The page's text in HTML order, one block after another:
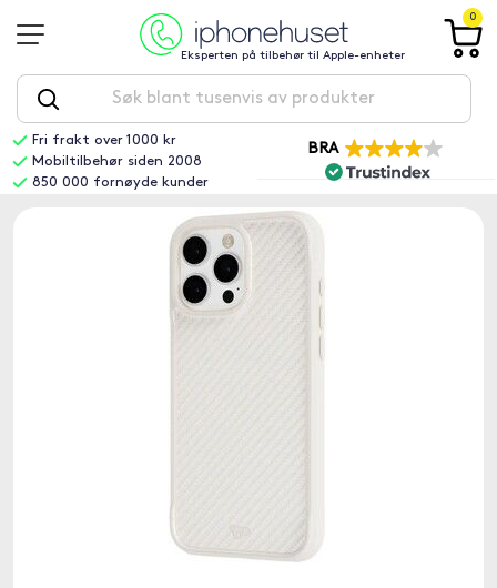
Eksperten på tilbehør til Apple-enheter
0
Fri frakt over 1000 kr
Mobiltilbehør siden 2008
850 000 fornøyde kunder
BRA